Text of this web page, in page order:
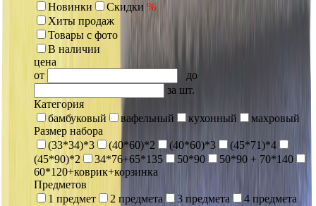
Новинки
Скидки %
Хиты продаж
Товары с фото
В наличии
цена
от
до
за шт.
Категория
бамбуковый
вафельный кухонный
махровый
Размер набора
(33*34)*3
(40*60)*2 (40*60)*3
(45*71)*4
(45*90)*2
34*76+65*135 50*90
50*90 + 70*140
60*120+коврик+корзинка
Предметов
1 предмет
2 предмета 3 предмета
4 предмета